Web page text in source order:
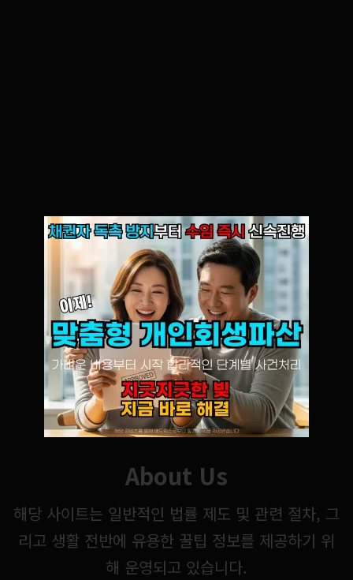
About Us
해당 사이트는 일반적인 법률 제도 및 관련 절차, 그
리고 생활 전반에 유용한 꿀팁 정보를 제공하기 위
해 운영되고 있습니다.